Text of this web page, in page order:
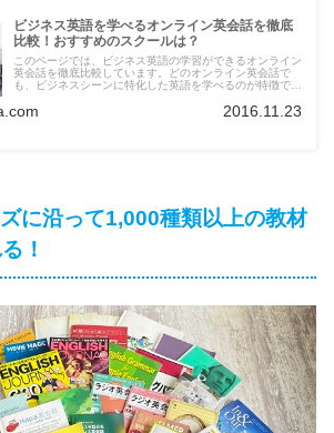
ビジネス英語を学べるオンライン英会話を徹底
比較！おすすめのスクールは？
このページでは、ビジネス英語の学習ができるオンライン
英会話を徹底比較しています。どのオンライン英会話で
も、ビジネスシーンに特化した英語を学べるのが特徴です
は、是非一度参考にしてみてください。
2016.11.23
に沿って1,000種類以上の教材
！